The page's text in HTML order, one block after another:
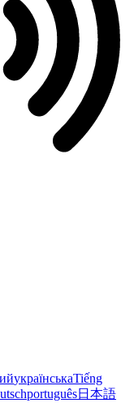
українськаTiếng
português日本語